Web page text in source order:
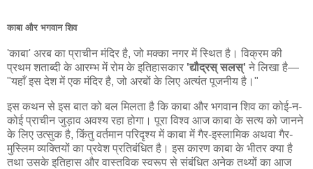
काबा और भगवान शिव
'काबा' अरब का प्राचीन मंदिर है, जो मक्का नगर में स्थित है। विक्रम की
प्रथम शताब्दी के आरम्भ में रोम के इतिहासकार 'द्यौद्रस् सलस्' ने लिखा है—
"यहाँ इस देश में एक मंदिर है, जो अरबों के लिए अत्यंत पूजनीय है।"
इस कथन से इस बात को बल मिलता है कि काबा और भगवान शिव का कोई-न-
कोई प्राचीन जुड़ाव अवश्य रहा होगा। पूरा विश्व आज काबा के सत्य को जानने
के लिए उत्सुक है, किंतु वर्तमान परिदृश्य में काबा में गैर-इस्लामिक अथवा गैर-
मुस्लिम व्यक्तियों का प्रवेश प्रतिबंधित है। इस कारण काबा के भीतर क्या है
तथा उसके इतिहास और वास्तविक स्वरूप से संबंधित अनेक तथ्यों का आज